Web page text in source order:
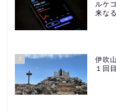
ルケ
来な
7
伊吹
１回